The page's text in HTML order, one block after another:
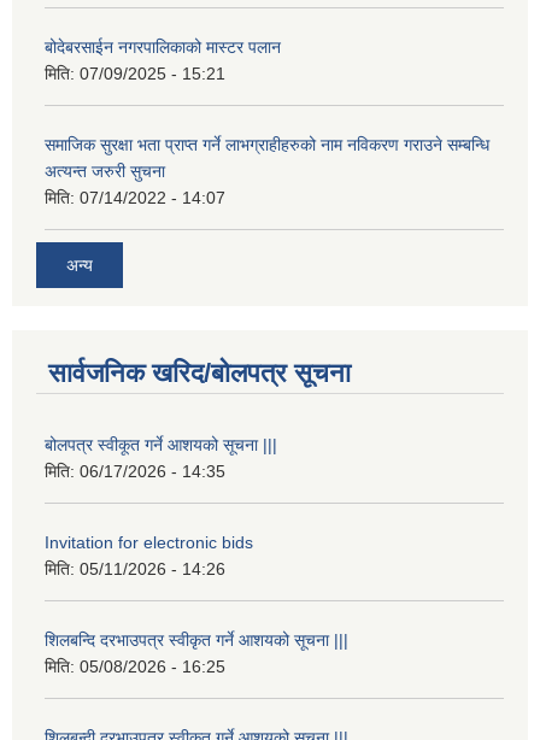
बोदेबरसाईन नगरपालिकाको मास्टर पलान
मिति: 07/09/2025 - 15:21
समाजिक सुरक्षा भता प्राप्त गर्ने लाभग्राहीहरुको नाम नविकरण गराउने सम्बन्धि
अत्यन्त जरुरी सुचना
मिति: 07/14/2022 - 14:07
अन्य
सार्वजनिक खरिद/बोलपत्र सूचना
बोलपत्र स्वीकूत गर्ने आशयको सूचना |||
मिति: 06/17/2026 - 14:35
Invitation for electronic bids
मिति: 05/11/2026 - 14:26
शिलबन्दि दरभाउपत्र स्वीकृत गर्ने आशयको सूचना |||
मिति: 05/08/2026 - 16:25